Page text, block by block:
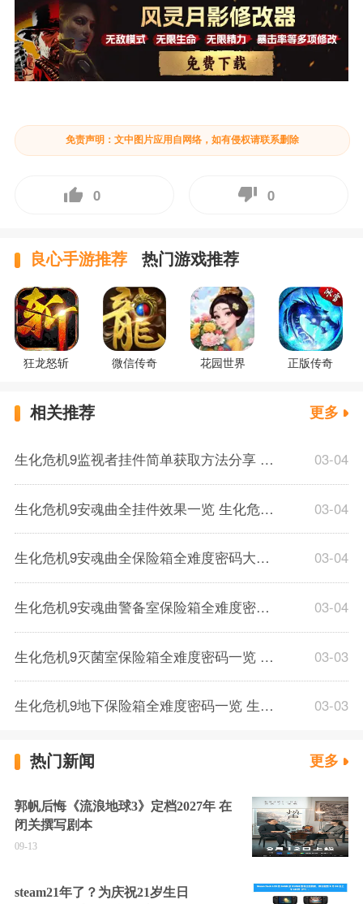
免责声明：文中图片应用自网络，如有侵权请联系删除
0 0
良心手游推荐 热门游戏推荐
狂龙怒斩 微信传奇 花园世界 正版传奇
相关推荐 更多
生化危机9监视者挂件简单获取方法分享 生化危机9监视者挂件获取方法一览 03-04
生化危机9安魂曲全挂件效果一览 生化危机9全挂件获取方法攻略 03-04
生化危机9安魂曲全保险箱全难度密码大全 生化危机9全保险箱密码一览 03-04
生化危机9安魂曲警备室保险箱全难度密码一览 生化危机9方舟警备室保险箱密码是什么 03-04
生化危机9灭菌室保险箱全难度密码一览 生化危机9灭菌室保险箱密码是什么 03-03
生化危机9地下保险箱全难度密码一览 生化危机9地下保险箱的密码是什么 03-03
热门新闻 更多
郭帆后悔《流浪地球3》定档2027年 在
闭关撰写剧本
09-13
steam21年了？为庆祝21岁生日